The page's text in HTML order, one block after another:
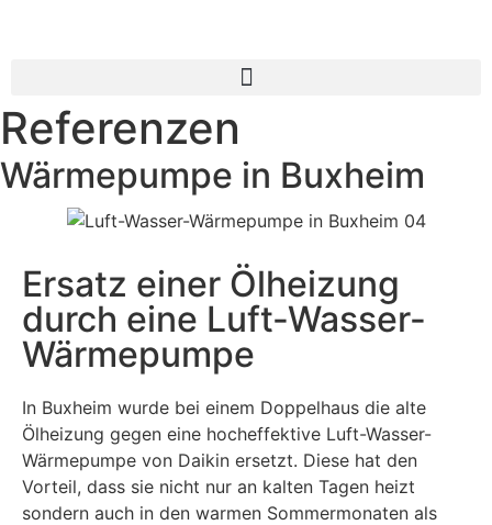
Referenzen
Wärmepumpe in Buxheim
Ersatz einer Ölheizung
durch eine Luft-Wasser-
Wärmepumpe
In Buxheim wurde bei einem Doppelhaus die alte
Ölheizung gegen eine hocheffektive Luft-Wasser-
Wärmepumpe von Daikin ersetzt. Diese hat den
Vorteil, dass sie nicht nur an kalten Tagen heizt
sondern auch in den warmen Sommermonaten als